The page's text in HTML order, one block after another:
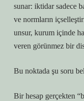
sunar: iktidar sadece
ve normların
unsur, kurum içinde
veren görünmez bir
Bu noktada şu soru
Bir hesap gerçekten